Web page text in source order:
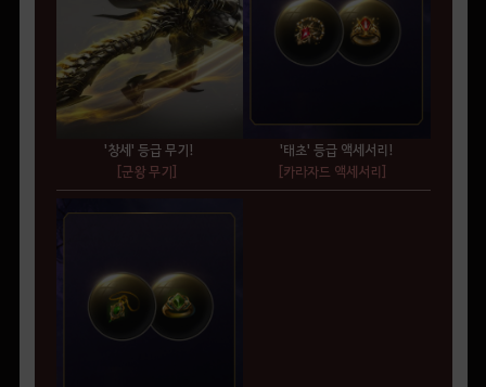
'창세' 등급 무기!
[군왕 무기]
'태초' 등급 액세서리!
[카라자드 액세서리]